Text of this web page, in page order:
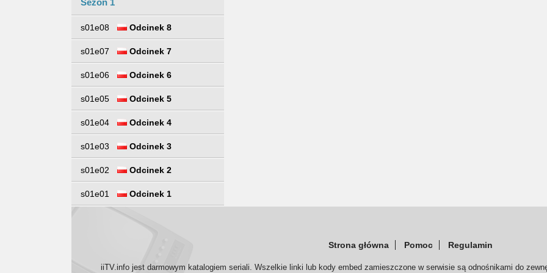
Sezon 1
s01e08 Odcinek 8
s01e07 Odcinek 7
s01e06 Odcinek 6
s01e05 Odcinek 5
s01e04 Odcinek 4
s01e03 Odcinek 3
s01e02 Odcinek 2
s01e01 Odcinek 1
Strona główna Pomoc Regulamin
iiTV.info jest darmowym katalogiem seriali. Wszelkie linki lub kody embed zamieszczone w serwisie są odnośnikami do